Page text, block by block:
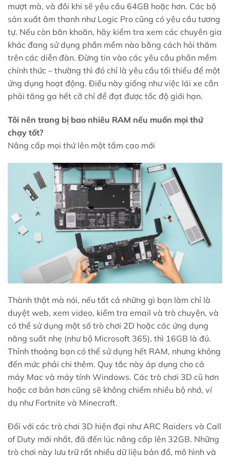
mượt mà, và đôi khi sẽ yêu cầu 64GB hoặc hơn. Các bộ
sản xuất âm thanh như Logic Pro cũng có yêu cầu tương
tự. Nếu còn băn khoăn, hãy kiểm tra xem các chuyên gia
khác đang sử dụng phần mềm nào bằng cách hỏi thăm
trên các diễn đàn. Đừng tin vào các yêu cầu phần mềm
chính thức – thường thì đó chỉ là yêu cầu tối thiểu để một
ứng dụng hoạt động. Điều này giống như việc lái xe cần
phải tăng ga hết cỡ chỉ để đạt được tốc độ giới hạn.
Tôi nên trang bị bao nhiêu RAM nếu muốn mọi thứ
chạy tốt?
Nâng cấp mọi thứ lên một tầm cao mới
Thành thật mà nói, nếu tất cả những gì bạn làm chỉ là
duyệt web, xem video, kiểm tra email và trò chuyện, và
có thể sử dụng một số trò chơi 2D hoặc các ứng dụng
năng suất nhẹ (như bộ Microsoft 365), thì 16GB là đủ.
Thỉnh thoảng bạn có thể sử dụng hết RAM, nhưng không
đến mức phải chi thêm. Quy tắc này áp dụng cho cả
máy Mac và máy tính Windows. Các trò chơi 3D cũ hơn
hoặc cơ bản hơn cũng sẽ không chiếm nhiều bộ nhớ, ví
dụ như Fortnite và Minecraft.
Đối với các trò chơi 3D hiện đại như ARC Raiders và Call
of Duty mới nhất, đã đến lúc nâng cấp lên 32GB. Những
trò chơi này lưu trữ rất nhiều dữ liệu bản đồ, mô hình và